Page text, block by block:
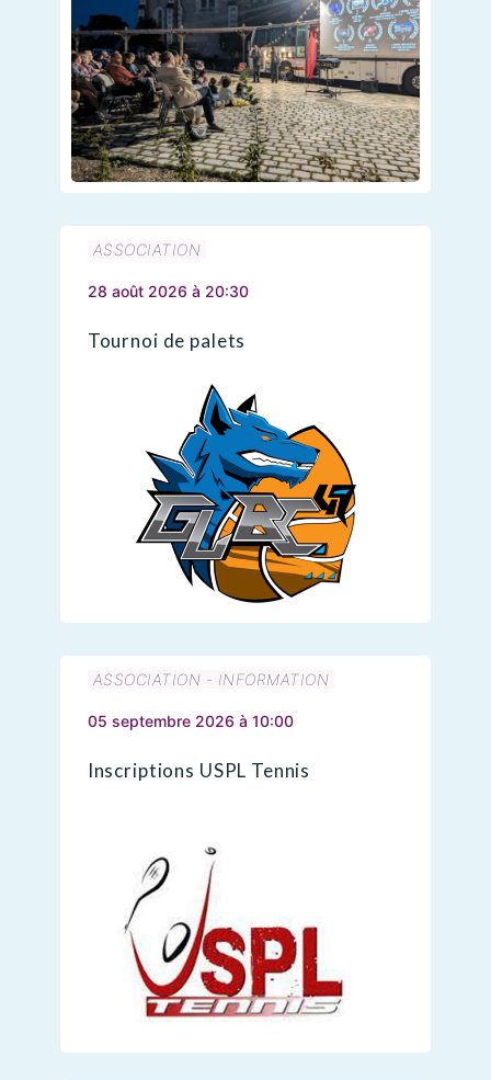
ASSOCIATION
28 août 2026 à 20:30
Tournoi de palets
ASSOCIATION - INFORMATION
05 septembre 2026 à 10:00
Inscriptions USPL Tennis